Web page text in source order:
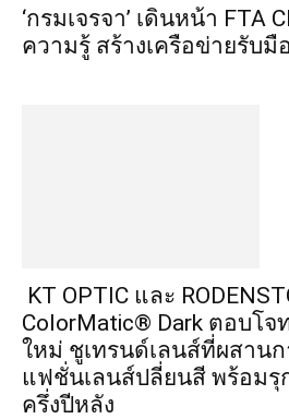
‘กรมเจรจา’ เดินหน้า FTA
ความรู้ สร้างเครือข่ายรับมื
KT OPTIC และ
ColorMatic® Dark ตอบโ
ใหม่ ชูเทรนด์เลนส์ที่ผสาน
แฟชั่นเลนส์ปลี่ยนสี พร้อมรุ
ครึ่งปีหลัง